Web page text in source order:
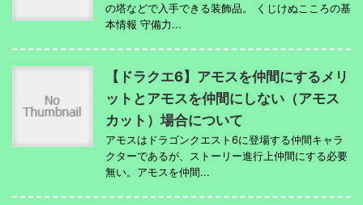
の塔などで入手できる装飾品。 くじけぬこころの基
本情報 守備力...
【ドラクエ6】アモスを仲間にするメリ
ットとアモスを仲間にしない（アモス
カット）場合について
アモスはドラゴンクエスト6に登場する仲間キャラ
クターであるが、ストーリー進行上仲間にする必要
無い。アモスを仲間...